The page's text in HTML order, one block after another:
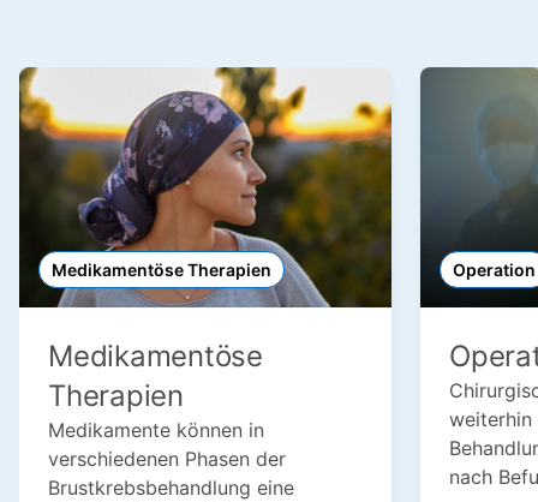
Medikamentöse Therapien
Medikamentöse
Therapien
Medikamente können in
verschiedenen Phasen der
Brustkrebsbehandlung eine
Operation
weiterhin
nach